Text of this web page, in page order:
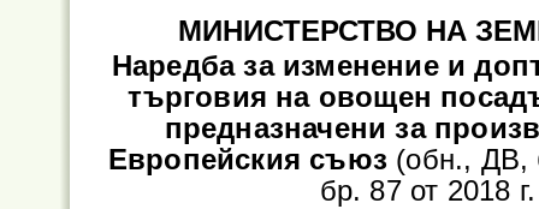
МИНИСТЕРСТВО НА
Наредба за изменение и
търговия на овощен
предназначени за
Европейския съюз (обн., ДВ,
бр. 87 от 2018